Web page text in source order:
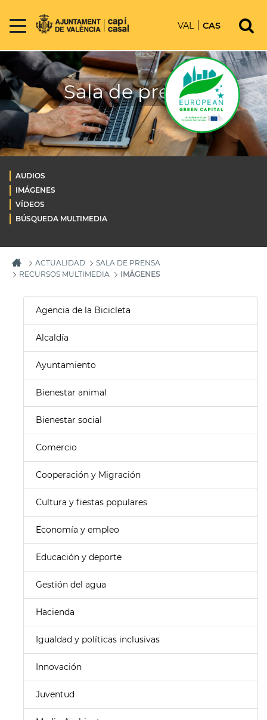
VAL CAS
Sala de prensa
AUDIOS
IMÁGENES
VÍDEOS
BÚSQUEDA MULTIMEDIA
ACTUALIDAD
SALA DE PRENSA
RECURSOS MULTIMEDIA
IMÁGENES
Agencia de la Bicicleta
Alcaldía
Ayuntamiento
Bienestar animal
Bienestar social
Comercio
Cooperación y Migración
Cultura y fiestas populares
Economía y empleo
Educación y deporte
Gestión del agua
Hacienda
Igualdad y políticas inclusivas
Innovación
Juventud